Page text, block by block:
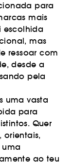
para
mais
escolhida
mas
ressoar com
desde a
pela
uma vasta
para
Quer
orientais,
uma
ao teu